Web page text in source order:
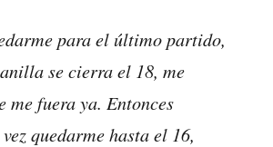
para el último partido,
se cierra el 18, me
me fuera ya. Entonces
quedarme hasta el 16,